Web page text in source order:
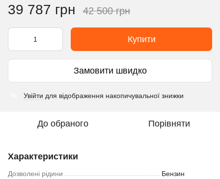
39 787 грн 42 500 грн
Купити
Замовити швидко
Увійти для відображення накопичувальної знижки
До обраного Порівняти
Характеристики
Дозволені рідини Бензин